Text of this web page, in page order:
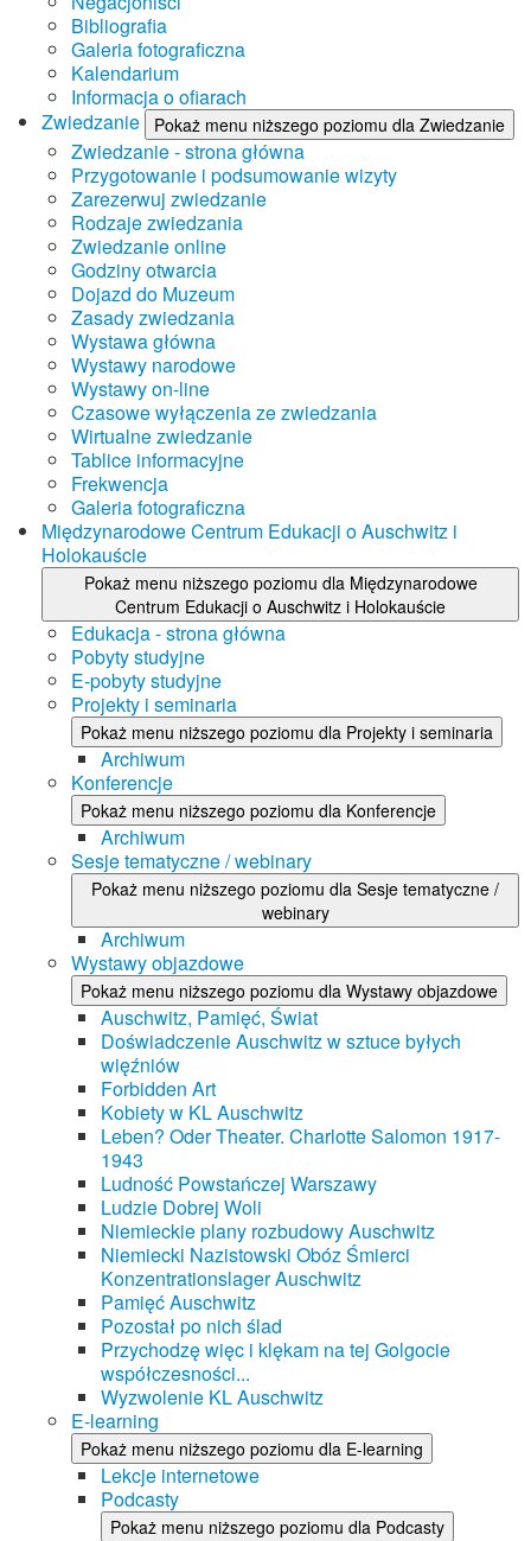
Bibliografia
Galeria fotograficzna
Kalendarium
Informacja o ofiarach
Zwiedzanie
Pokaż menu niższego poziomu dla Zwiedzanie
Zwiedzanie - strona główna
Przygotowanie i podsumowanie wizyty
Zarezerwuj zwiedzanie
Rodzaje zwiedzania
Zwiedzanie online
Godziny otwarcia
Dojazd do Muzeum
Zasady zwiedzania
Wystawa główna
Wystawy narodowe
Wystawy on-line
Czasowe wyłączenia ze zwiedzania
Wirtualne zwiedzanie
Tablice informacyjne
Frekwencja
Galeria fotograficzna
Międzynarodowe Centrum Edukacji o Auschwitz i
Holokauście
Pokaż menu niższego poziomu dla Międzynarodowe
Centrum Edukacji o Auschwitz i Holokauście
Edukacja - strona główna
Pobyty studyjne
E-pobyty studyjne
Projekty i seminaria
Pokaż menu niższego poziomu dla Projekty i seminaria
Archiwum
Konferencje
Pokaż menu niższego poziomu dla Konferencje
Archiwum
Sesje tematyczne / webinary
Pokaż menu niższego poziomu dla Sesje tematyczne /
webinary
Archiwum
Wystawy objazdowe
Pokaż menu niższego poziomu dla Wystawy objazdowe
Auschwitz, Pamięć, Świat
Doświadczenie Auschwitz w sztuce byłych
więźniów
Forbidden Art
Kobiety w KL Auschwitz
Leben? Oder Theater. Charlotte Salomon 1917-
1943
Ludność Powstańczej Warszawy
Ludzie Dobrej Woli
Niemieckie plany rozbudowy Auschwitz
Niemiecki Nazistowski Obóz Śmierci
Konzentrationslager Auschwitz
Pamięć Auschwitz
Pozostał po nich ślad
Przychodzę więc i klękam na tej Golgocie
współczesności...
Wyzwolenie KL Auschwitz
E-learning
Pokaż menu niższego poziomu dla E-learning
Lekcje internetowe
Podcasty
Pokaż menu niższego poziomu dla Podcasty